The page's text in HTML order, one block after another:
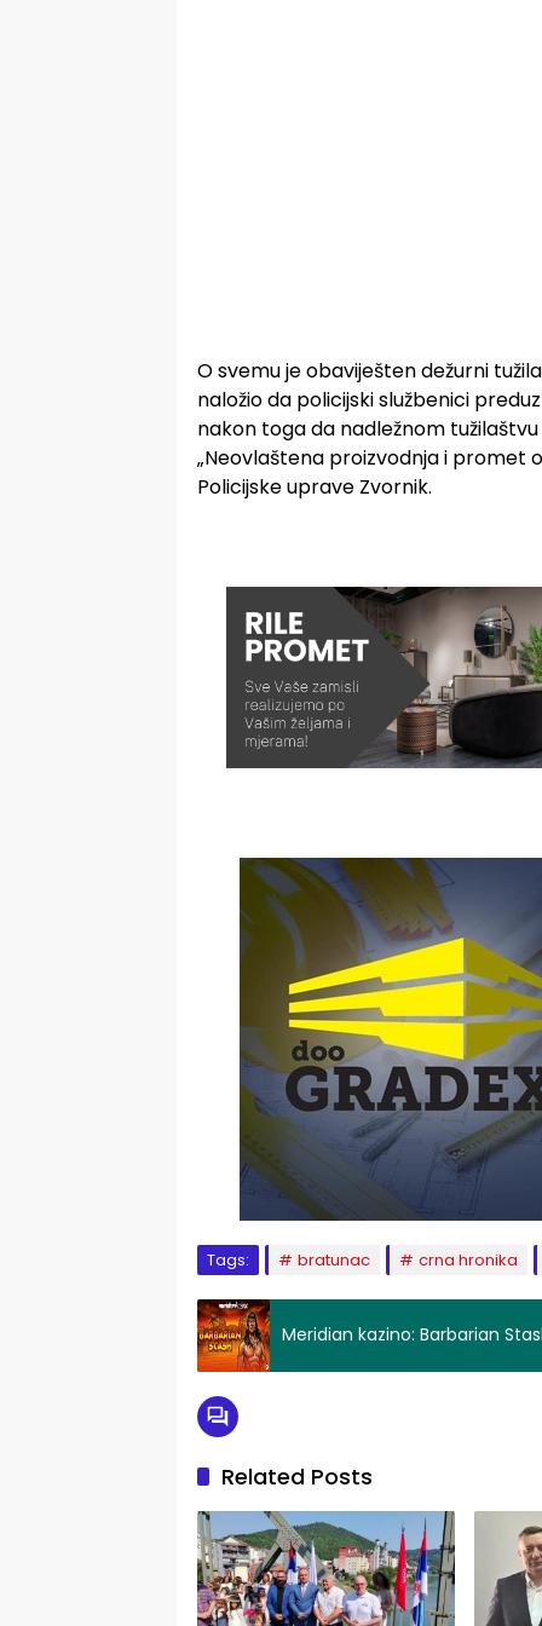
O svemu je obaviješten dežurni
naložio da policijski službenici
nakon toga da nadležnom
„Neovlaštena proizvodnja i promet
Policijske uprave Zvornik.
Tags: bratunac crna hronika
Meridian kazino: Barbarian
Related Posts